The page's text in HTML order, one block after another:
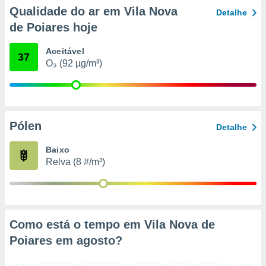
qual se
tal,
seu
ou opor-
na
o
num
Qualidade do ar em Vila Nova
de Poiares hoje
Detalhe
37 Aceitável
O₃ (92 µg/m³)
Pólen Detalhe
Baixo
Relva (8 #/m³)
Como está o tempo em Vila Nova de
Poiares em agosto?